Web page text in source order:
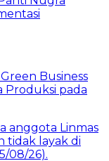
Business
Produksi pada